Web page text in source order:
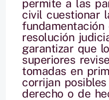
permite a las
civil cuestionar
fundamentación
resolución
garantizar que
superiores
tomadas en
corrijan
derecho o de